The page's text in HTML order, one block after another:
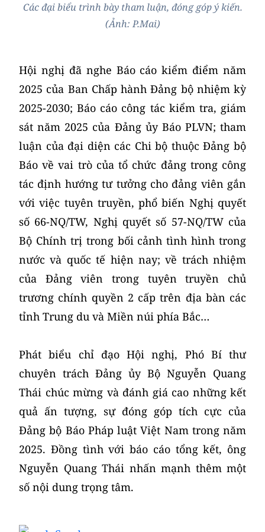
Các đại biểu trình bày tham luận, đóng góp ý kiến.
(Ảnh: P.Mai)
Hội nghị đã nghe Báo cáo kiểm điểm năm
2025 của Ban Chấp hành Đảng bộ nhiệm kỳ
2025-2030; Báo cáo công tác kiểm tra, giám
sát năm 2025 của Đảng ủy Báo PLVN; tham
luận của đại diện các Chi bộ thuộc Đảng bộ
Báo về vai trò của tổ chức đảng trong công
tác định hướng tư tưởng cho đảng viên gắn
với việc tuyên truyền, phổ biến Nghị quyết
số 66-NQ/TW, Nghị quyết số 57-NQ/TW của
Bộ Chính trị trong bối cảnh tình hình trong
nước và quốc tế hiện nay; về trách nhiệm
của Đảng viên trong tuyên truyền chủ
trương chính quyền 2 cấp trên địa bàn các
tỉnh Trung du và Miền núi phía Bắc…
Phát biểu chỉ đạo Hội nghị, Phó Bí thư
chuyên trách Đảng ủy Bộ Nguyễn Quang
Thái chúc mừng và đánh giá cao những kết
quả ấn tượng, sự đóng góp tích cực của
Đảng bộ Báo Pháp luật Việt Nam trong năm
2025. Đồng tình với báo cáo tổng kết, ông
Nguyễn Quang Thái nhấn mạnh thêm một
số nội dung trọng tâm.